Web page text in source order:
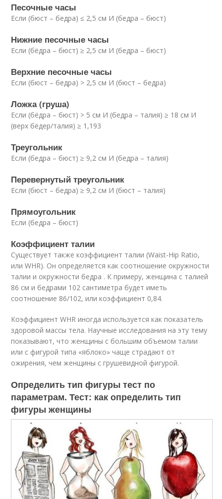
Песочные часы
Если (бюст – бедра) ≤ 2,5 см И (бедра – бюст)
Нижние песочные часы
Если (бёдра – бюст) ≥ 2,5 см И (бедра – бюст)
Верхние песочные часы
Если (бюст – бедра) > 2,5 см И (бюст – бедра)
Ложка (груша)
Если (бёдра – бюст) > 5 см И (бедра – талия) ≥ 18 см И
(верх бёдер/талия) ≥ 1,193
Треугольник
Если (бедра – бюст) ≥ 9,2 см И (бедра – талия)
Перевернутый треугольник
Если (бюст – бедра) ≥ 9,2 см И (бюст – талия)
Прямоугольник
Если (бедра – бюст)
Коэффициент талии
Существует также коэффициент талии (Waist-Hip Ratio,
или WHR). Он определяется как соотношение окружности
талии и окружности бедра . К примеру, женщина с талией
86 см и бедрами 102 сантиметра будет иметь
соотношение 86/102, или коэффициент 0,84.
Коэффициент WHR иногда используется как показатель
здоровой массы тела. Научные исследования на эту тему
показывают, что женщины с большим объемом талии
или с фигурой типа «яблоко» чаще страдают от
ожирения, чем женщины с грушевидной фигурой.
Определить тип фигуры тест по
параметрам. Тест: как определить тип
фигуры женщины